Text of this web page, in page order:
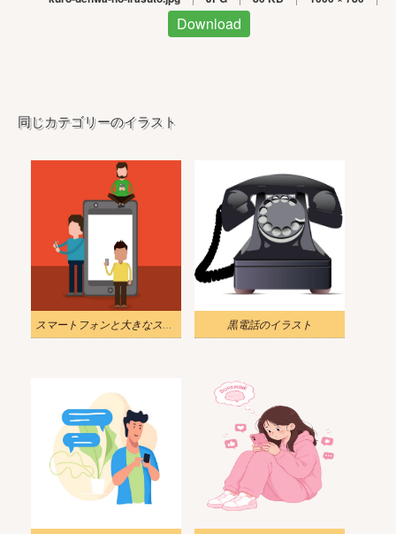
Download
同じカテゴリーのイラスト
スマートフォンと大きなスマートフォンを使用している人々のイラスト 黒電話のイラスト